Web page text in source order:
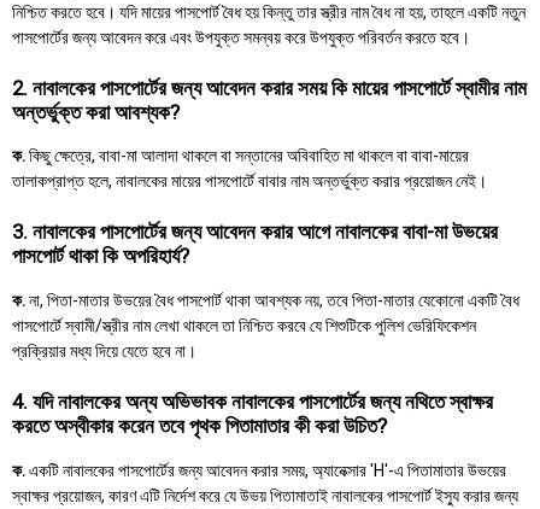
নিশ্চিত করতে হবে। যদি মায়ের পাসপোর্ট বৈধ হয় কিন্তু তার স্ত্রীর নাম বৈধ না হয়, তাহলে একটি নতুন
পাসপোর্টের জন্য আবেদন করে এবং উপযুক্ত সমন্বয় করে উপযুক্ত পরিবর্তন করতে হবে।
2. নাবালকের পাসপোর্টের জন্য আবেদন করার সময় কি মায়ের পাসপোর্টে স্বামীর নাম
অন্তর্ভুক্ত করা আবশ্যক?
ক.কিছু ক্ষেত্রে, বাবা-মা আলাদা থাকলে বা সন্তানের অবিবাহিত মা থাকলে বা বাবা-মায়ের
তালাকপ্রাপ্ত হলে, নাবালকের মায়ের পাসপোর্টে বাবার নাম অন্তর্ভুক্ত করার প্রয়োজন নেই।
3. নাবালকের পাসপোর্টের জন্য আবেদন করার আগে নাবালকের বাবা-মা উভয়ের
পাসপোর্ট থাকা কি অপরিহার্য?
ক.না, পিতা-মাতার উভয়ের বৈধ পাসপোর্ট থাকা আবশ্যক নয়, তবে পিতা-মাতার যেকোনো একটি বৈধ
পাসপোর্টে স্বামী/স্ত্রীর নাম লেখা থাকলে তা নিশ্চিত করবে যে শিশুটিকে পুলিশ ভেরিফিকেশন
প্রক্রিয়ার মধ্য দিয়ে যেতে হবে না।
4. যদি নাবালকের অন্য অভিভাবক নাবালকের পাসপোর্টের জন্য নথিতে স্বাক্ষর
করতে অস্বীকার করেন তবে পৃথক পিতামাতার কী করা উচিত?
ক.একটি নাবালকের পাসপোর্টের জন্য আবেদন করার সময়, অ্যানেক্সার 'H'-এ পিতামাতার উভয়ের
স্বাক্ষর প্রয়োজন, কারণ এটি নির্দেশ করে যে উভয় পিতামাতাই নাবালকের পাসপোর্ট ইস্যু করার জন্য